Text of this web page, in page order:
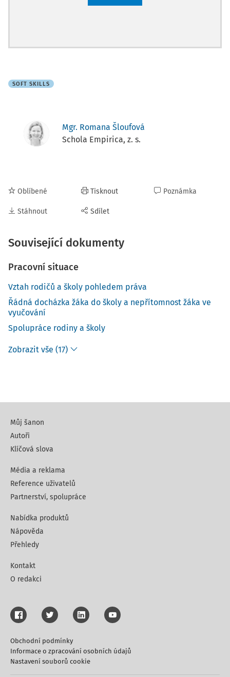
SOFT SKILLS
Mgr. Romana Šloufová
Schola Empirica, z. s.
Oblíbené
Stáhnout
Tisknout
Sdílet
Poznámka
Související dokumenty
Pracovní situace
Vztah rodičů a školy pohledem práva
Řádná docházka žáka do školy a nepřítomnost žáka ve
vyučování
Spolupráce rodiny a školy
Zobrazit vše (17)
Můj šanon
Autoři
Klíčová slova
Média a reklama
Reference uživatelů
Partnerství, spolupráce
Nabídka produktů
Nápověda
Přehledy
Kontakt
O redakci
Obchodní podmínky
Informace o zpracování osobních údajů
Nastavení souborů cookie